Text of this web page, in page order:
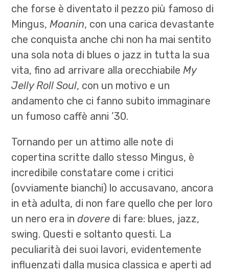
che forse è diventato il pezzo più famoso di
Mingus,Moanin, con una carica devastante
che conquista anche chi non ha mai sentito
una sola nota di blues o jazz in tutta la sua
vita, fino ad arrivare alla orecchiabileMy
Jelly Roll Soul, con un motivo e un
andamento che ci fanno subito immaginare
un fumoso caffè anni ’30.
Tornando per un attimo alle note di
copertina scritte dallo stesso Mingus, è
incredibile constatare come i critici
(ovviamente bianchi) lo accusavano, ancora
in età adulta, di non fare quello che per loro
un nero era indovere di fare: blues, jazz,
swing. Questi e soltanto questi. La
peculiarità dei suoi lavori, evidentemente
influenzati dalla musica classica e aperti ad